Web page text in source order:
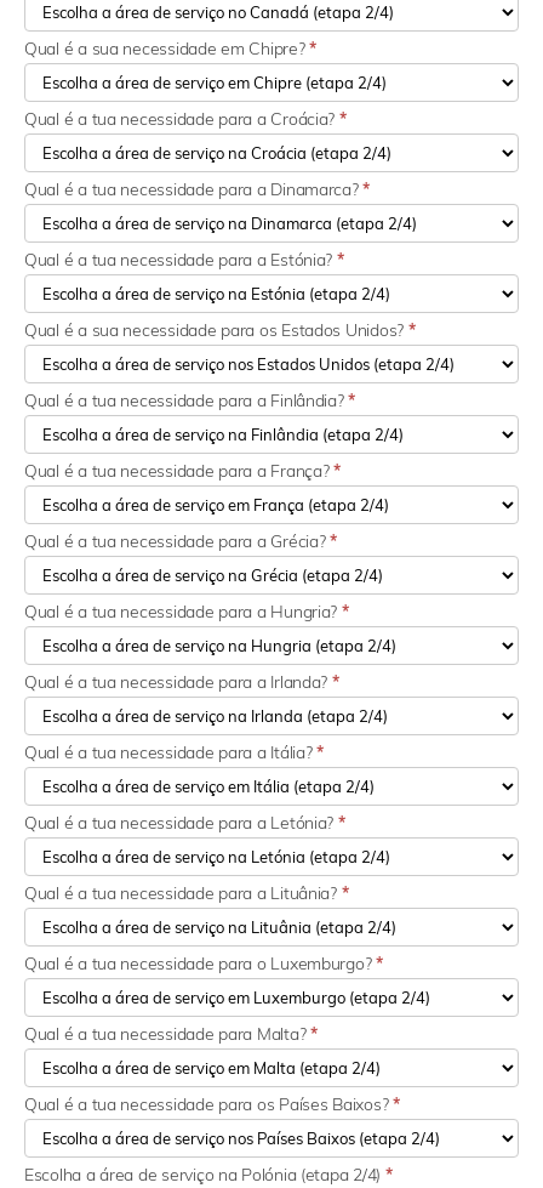
Qual é a sua necessidade em Chipre?*
Qual é a tua necessidade para a Croácia? *
Qual é a tua necessidade para a Dinamarca?*
Qual é a tua necessidade para a Estónia? *
Qual é a sua necessidade para os Estados Unidos? *
Qual é a tua necessidade para a Finlândia?*
Qual é a tua necessidade para a França?*
Qual é a tua necessidade para a Grécia?*
Qual é a tua necessidade para a Hungria? *
Qual é a tua necessidade para a Irlanda? *
Qual é a tua necessidade para a Itália?*
Qual é a tua necessidade para a Letónia? *
Qual é a tua necessidade para a Lituânia? *
Qual é a tua necessidade para o Luxemburgo?*
Qual é a tua necessidade para Malta?*
Qual é a tua necessidade para os Países Baixos?*
Escolha a área de serviço na Polónia (etapa 2/4) *